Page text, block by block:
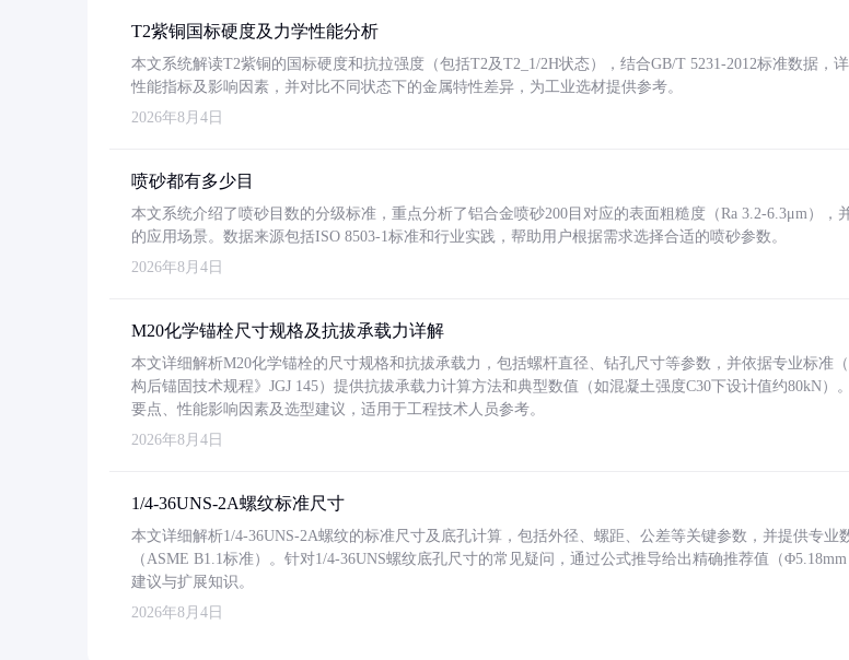
T2紫铜国标硬度及力学性能分析
本文系统解读T2紫铜的国标硬度和抗拉强度（包括T2及T2_1/2H状态），结合GB/T 5231-2012标准数据，
性能指标及影响因素，并对比不同状态下的金属特性差异，为工业选材提供参考。
2026年8月4日
喷砂都有多少目
本文系统介绍了喷砂目数的分级标准，重点分析了铝合金喷砂200目对应的表面粗糙度（Ra 3.2-6.3μm），
的应用场景。数据来源包括ISO 8503-1标准和行业实践，帮助用户根据需求选择合适的喷砂参数。
2026年8月4日
M20化学锚栓尺寸规格及抗拔承载力详解
本文详细解析M20化学锚栓的尺寸规格和抗拔承载力，包括螺杆直径、钻孔尺寸等参数，并依据专业标准
构后锚固技术规程》JGJ 145）提供抗拔承载力计算方法和典型数值（如混凝土强度C30下设计值约80kN）
要点、性能影响因素及选型建议，适用于工程技术人员参考。
2026年8月4日
1/4-36UNS-2A螺纹标准尺寸
本文详细解析1/4-36UNS-2A螺纹的标准尺寸及底孔计算，包括外径、螺距、公差等关键参数，并提供专业
（ASME B1.1标准）。针对1/4-36UNS螺纹底孔尺寸的常见疑问，通过公式推导给出精确推荐值（
建议与扩展知识。
2026年8月4日